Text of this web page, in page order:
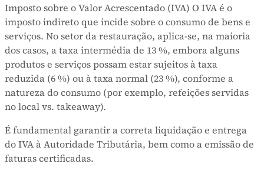
Imposto sobre o Valor Acrescentado (IVA) O IVA é o
imposto indireto que incide sobre o consumo de bens e
serviços. No setor da restauração, aplica-se, na maioria
dos casos, a taxa intermédia de 13 %, embora alguns
produtos e serviços possam estar sujeitos à taxa
reduzida (6 %) ou à taxa normal (23 %), conforme a
natureza do consumo (por exemplo, refeições servidas
no local vs. takeaway).
É fundamental garantir a correta liquidação e entrega
do IVA à Autoridade Tributária, bem como a emissão de
faturas certificadas.